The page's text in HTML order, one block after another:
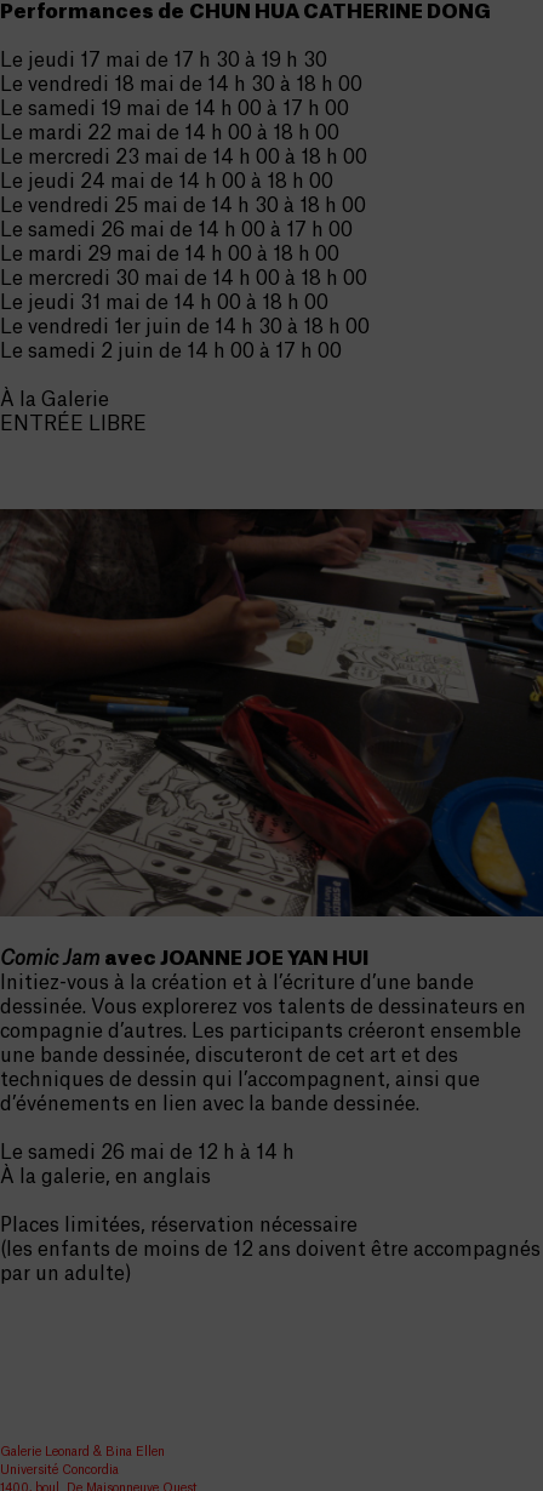
Performances de CHUN HUA CATHERINE DONG
Le jeudi 17 mai de 17 h 30 à 19 h 30
Le vendredi 18 mai de 14 h 30 à 18 h 00
Le samedi 19 mai de 14 h 00 à 17 h 00
Le mardi 22 mai de 14 h 00 à 18 h 00
Le mercredi 23 mai de 14 h 00 à 18 h 00
Le jeudi 24 mai de 14 h 00 à 18 h 00
Le vendredi 25 mai de 14 h 30 à 18 h 00
Le samedi 26 mai de 14 h 00 à 17 h 00
Le mardi 29 mai de 14 h 00 à 18 h 00
Le mercredi 30 mai de 14 h 00 à 18 h 00
Le jeudi 31 mai de 14 h 00 à 18 h 00
Le vendredi 1er juin de 14 h 30 à 18 h 00
Le samedi 2 juin de 14 h 00 à 17 h 00
À la Galerie
ENTRÉE LIBRE
Comic Jam avec JOANNE JOE YAN HUI
Initiez-vous à la création et à l’écriture d’une bande
dessinée. Vous explorerez vos talents de dessinateurs en
compagnie d’autres. Les participants créeront ensemble
une bande dessinée, discuteront de cet art et des
techniques de dessin qui l’accompagnent, ainsi que
d’événements en lien avec la bande dessinée.
Le samedi 26 mai de 12 h à 14 h
À la galerie, en anglais
Places limitées, réservation nécessaire
(les enfants de moins de 12 ans doivent être accompagnés
par un adulte)
Galerie Leonard & Bina Ellen
Université Concordia
1400, boul. De Maisonneuve Ouest